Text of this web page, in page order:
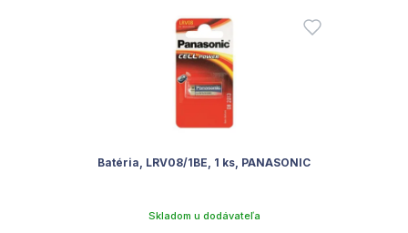
Batéria, LRV08/1BE, 1 ks, PANASONIC
Skladom u dodávateľa